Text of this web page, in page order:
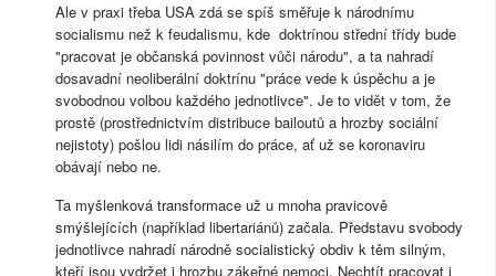
Ale v praxi třeba USA zdá se spíš směřuje k národnímu
socialismu než k feudalismu, kde doktrínou střední třídy bude
"pracovat je občanská povinnost vůči národu", a ta nahradí
dosavadní neoliberální doktrínu "práce vede k úspěchu a je
svobodnou volbou každého jednotlivce". Je to vidět v tom, že
prostě (prostřednictvím distribuce bailoutů a hrozby sociální
nejistoty) pošlou lidi násilím do práce, ať už se koronaviru
obávají nebo ne.
Ta myšlenková transformace už u mnoha pravicově
smýšlejících (například libertariánů) začala. Představu svobody
jednotlivce nahradí národně socialistický obdiv k těm silným,
kteří jsou vydržet i hrozbu zákeřné nemoci. Nechtít pracovat i